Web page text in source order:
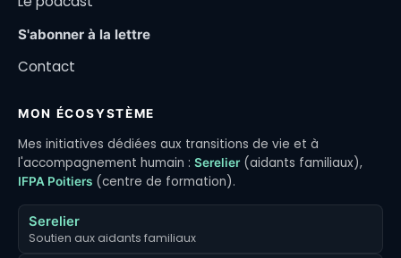
S'abonner à la lettre
Contact
MON ÉCOSYSTÈME
Mes initiatives dédiées aux transitions de vie et à
l'accompagnement humain : Serelier (aidants familiaux),
IFPA Poitiers (centre de formation).
Serelier
Soutien aux aidants familiaux